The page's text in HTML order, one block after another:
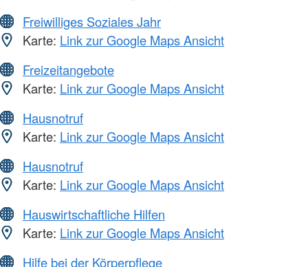
Freiwilliges Soziales Jahr
Karte: Link zur Google Maps Ansicht
Freizeitangebote
Karte: Link zur Google Maps Ansicht
Hausnotruf
Karte: Link zur Google Maps Ansicht
Hausnotruf
Karte: Link zur Google Maps Ansicht
Hauswirtschaftliche Hilfen
Karte: Link zur Google Maps Ansicht
Hilfe bei der Körperpflege